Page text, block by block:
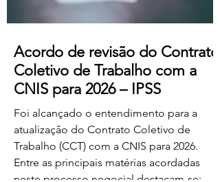
Acordo de revisão do Contrato
Coletivo de Trabalho com a
CNIS para 2026 – IPSS
Foi alcançado o entendimento para a
atualização do Contrato Coletivo de
Trabalho (CCT) com a CNIS para 2026.
Entre as principais matérias acordadas
neste processo negocial destacam-se: